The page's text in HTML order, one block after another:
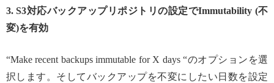
3. S3対応バックアップリポジトリの設定でImmutability (不
変)を有効
“Make recent backups immutable for X days “のオプションを選
択します。そしてバックアップを不変にしたい日数を設定